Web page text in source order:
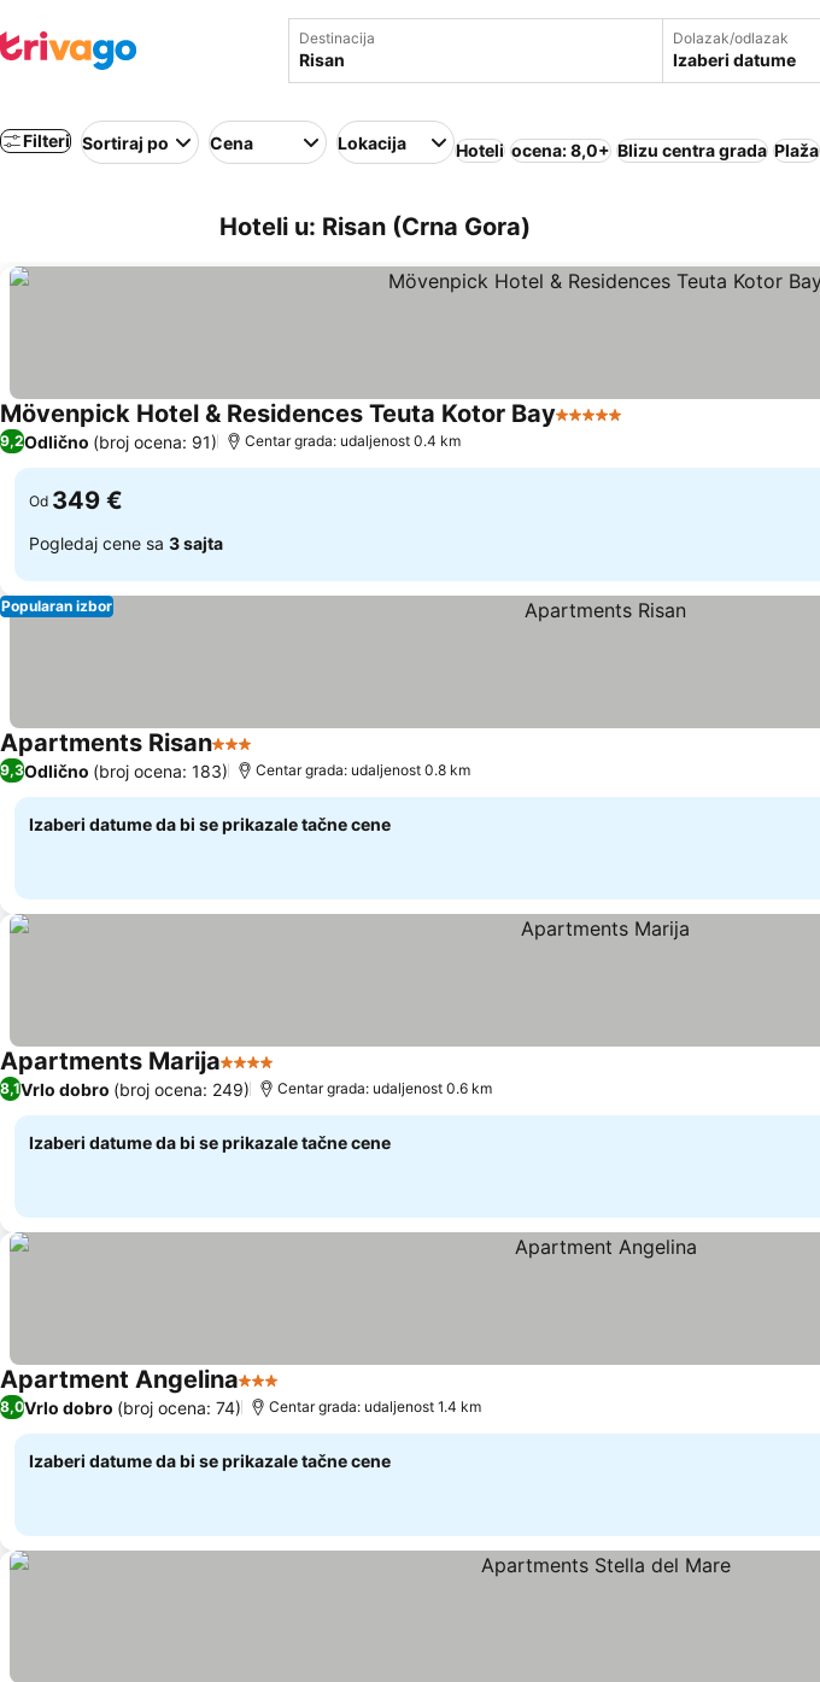
Destinacija Dolazak/odlazak
Izaberi datume
Filteri Sortiraj po Cena Lokacija Hoteli ocena: 8,0+ Blizu centra grada Plaža
Hoteli u: Risan (Crna Gora)
Mövenpick Hotel & Residences Teuta Kotor Bay5 Zvezdice
9,2Odlično (broj ocena: 91) Centar grada: udaljenost 0.4 km
Od 349 €
Pogledaj cene sa 3 sajta
Popularan izbor
Apartments Risan3 Zvezdice
9,3Odlično (broj ocena: 183) Centar grada: udaljenost 0.8 km
Izaberi datume da bi se prikazale tačne cene
Apartments Marija4 Zvezdice
8,1Vrlo dobro (broj ocena: 249) Centar grada: udaljenost 0.6 km
Izaberi datume da bi se prikazale tačne cene
Apartment Angelina3 Zvezdice
8,0Vrlo dobro (broj ocena: 74) Centar grada: udaljenost 1.4 km
Izaberi datume da bi se prikazale tačne cene